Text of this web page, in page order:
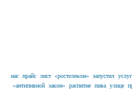
нас прайс лист «ростелеком» запустил
«антипивной закон» распитие пива улице